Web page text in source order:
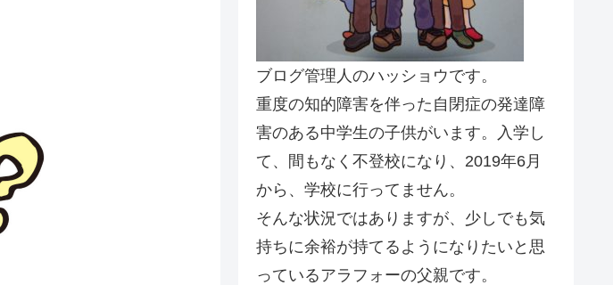
ブログ管理人のハッショウです。
重度の知的障害を伴った自閉症の発達障
害のある中学生の子供がいます。入学し
て、間もなく不登校になり、2019年6月
から、学校に行ってません。
そんな状況ではありますが、少しでも気
持ちに余裕が持てるようになりたいと思
っているアラフォーの父親です。